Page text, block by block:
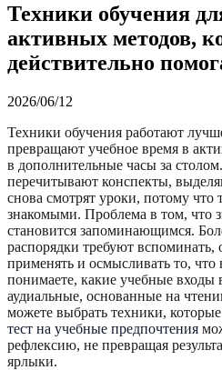
Техники обучения
активных методов,
действительно
2026/06/12
Техники обучения работают
превращают учебное время в
в дополнительные часы за
перечитывают конспекты,
снова смотрят уроки, потому что
знакомыми. Проблема в том, что
становится запоминающимся.
распорядки требуют вспоминать,
применять и осмысливать то,
понимаете, какие учебные входы
аудиальные, основанные на
можете выбрать техники,
тест на учебные предпочтения
рефлексию, не превращая
ярлыки.